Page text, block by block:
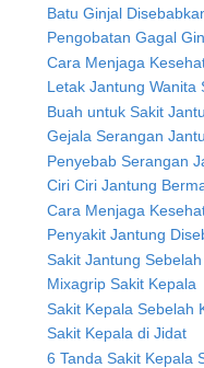
Batu Ginjal
Pengobatan Gagal
Cara Menjaga
Letak Jantung Wanita
Buah untuk Sakit
Gejala Serangan
Penyebab Serangan
Ciri Ciri Jantung
Cara Menjaga
Penyakit Jantung
Sakit Jantung
Mixagrip Sakit Kepala
Sakit Kepala Sebelah
Sakit Kepala di Jidat
6 Tanda Sakit Kepala